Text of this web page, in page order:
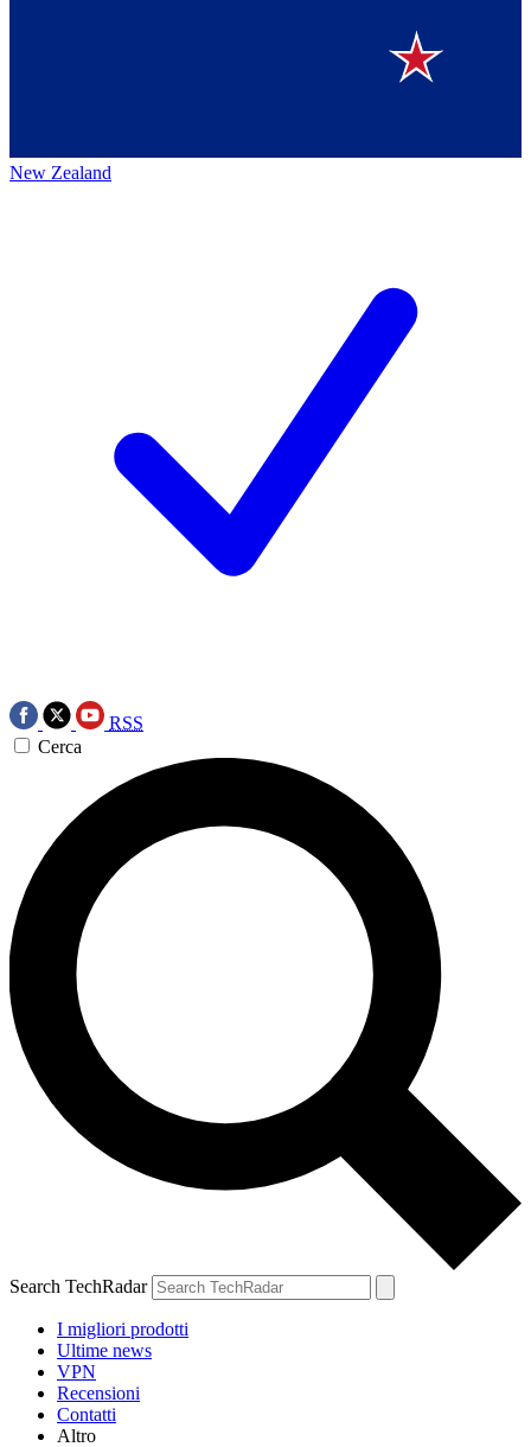
New Zealand
RSS
Cerca
Search TechRadar
I migliori prodotti
Ultime news
VPN
Recensioni
Contatti
Altro